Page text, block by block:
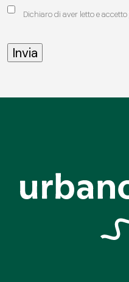
Dichiaro di aver letto e accetto